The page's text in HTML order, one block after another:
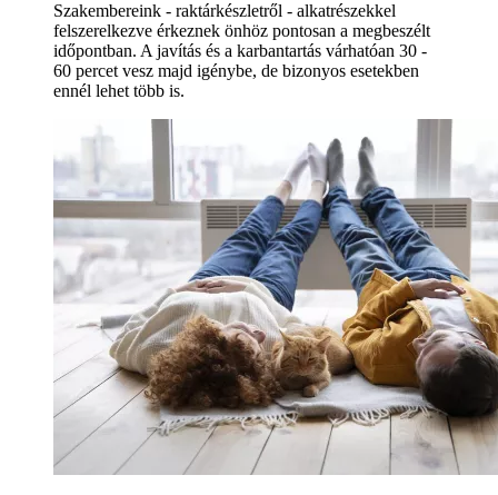
Szakembereink - raktárkészletről - alkatrészekkel
felszerelkezve érkeznek önhöz pontosan a megbeszélt
időpontban. A javítás és a karbantartás várhatóan 30 -
60 percet vesz majd igénybe, de bizonyos esetekben
ennél lehet több is.